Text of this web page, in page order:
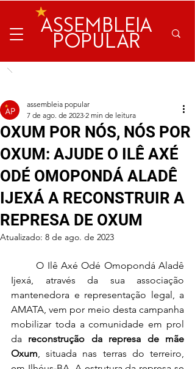
ASSEMBLEIA
POPULAR
OXUM POR NÓS, NÓS POR
OXUM: AJUDE O ILÊ AXÉ
ODÉ OMOPONDÁ ALADÊ
IJEXÁ A RECONSTRUIR A
REPRESA DE OXUM
assembleia popular
7 de ago. de 2023 2 min de leitura
Atualizado: 8 de ago. de 2023
	O Ilê Axé Odé Omopondá Aladê
Ijexá, através da sua associação
mantenedora e representação legal, a
AMATA, vem por meio desta campanha
mobilizar toda a comunidade em prol
da reconstrução da represa de mãe
Oxum, situada nas terras do terreiro,